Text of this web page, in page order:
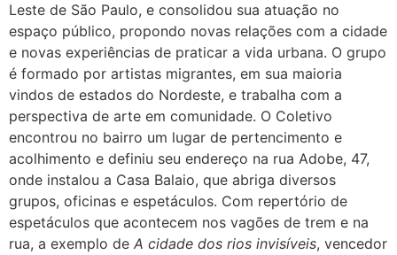
Leste de São Paulo, e consolidou sua atuação no
espaço público, propondo novas relações com a cidade
e novas experiências de praticar a vida urbana. O grupo
é formado por artistas migrantes, em sua maioria
vindos de estados do Nordeste, e trabalha com a
perspectiva de arte em comunidade. O Coletivo
encontrou no bairro um lugar de pertencimento e
acolhimento e definiu seu endereço na rua Adobe, 47,
onde instalou a Casa Balaio, que abriga diversos
grupos, oficinas e espetáculos. Com repertório de
espetáculos que acontecem nos vagões de trem e na
rua, a exemplo de A cidade dos rios invisíveis, vencedor